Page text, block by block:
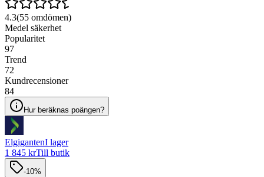
4.3(55 omdömen)
Medel säkerhet
Popularitet
97
Trend
72
Kundrecensioner
84
Hur beräknas poängen?
ElgigantenI lager
1 845 krTill butik
-10%